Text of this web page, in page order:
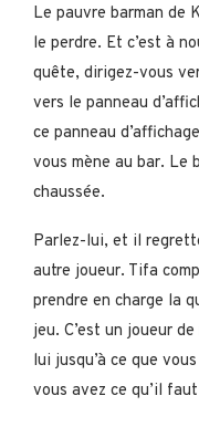
Le pauvre barman de
le perdre. Et c’est à
quête, dirigez-vous
vers le panneau
ce panneau
vous mène au bar. Le
chaussée.
Parlez-lui, et il
autre joueur. Tifa
prendre en charge la
jeu. C’est un joueur
lui jusqu’à ce que
vous avez ce qu’il